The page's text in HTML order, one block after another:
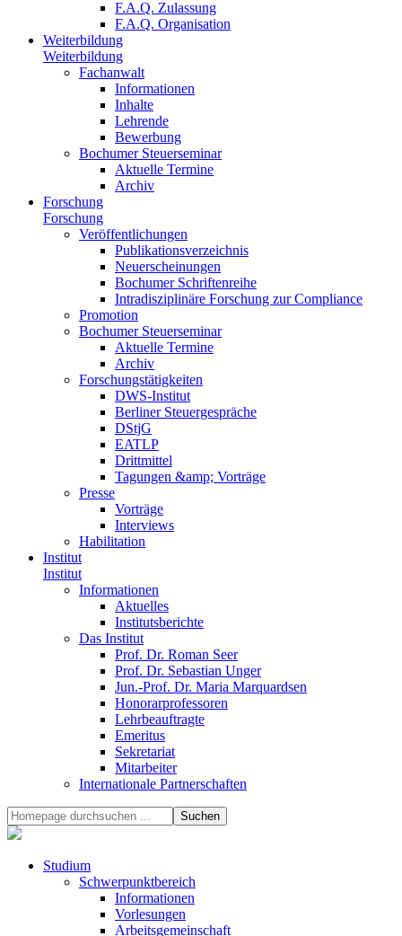
F.A.Q. Zulassung
F.A.Q. Organisation
Weiterbildung
Weiterbildung
Fachanwalt
Informationen
Inhalte
Lehrende
Bewerbung
Bochumer Steuerseminar
Aktuelle Termine
Archiv
Forschung
Forschung
Veröffentlichungen
Publikationsverzeichnis
Neuerscheinungen
Bochumer Schriftenreihe
Intradisziplinäre Forschung zur Compliance
Promotion
Bochumer Steuerseminar
Aktuelle Termine
Archiv
Forschungstätigkeiten
DWS-Institut
Berliner Steuergespräche
DStjG
EATLP
Drittmittel
Tagungen &amp; Vorträge
Presse
Vorträge
Interviews
Habilitation
Institut
Institut
Informationen
Aktuelles
Institutsberichte
Das Institut
Prof. Dr. Roman Seer
Prof. Dr. Sebastian Unger
Jun.-Prof. Dr. Maria Marquardsen
Honorarprofessoren
Lehrbeauftragte
Emeritus
Sekretariat
Mitarbeiter
Internationale Partnerschaften
Studium
Schwerpunktbereich
Informationen
Vorlesungen
Arbeitsgemeinschaft